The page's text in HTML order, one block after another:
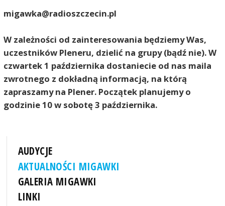
migawka@radioszczecin.pl
W zależności od zainteresowania będziemy Was,
uczestników Pleneru, dzielić na grupy (bądź nie). W
czwartek 1 października dostaniecie od nas maila
zwrotnego z dokładną informacją, na którą
zapraszamy na Plener. Początek planujemy o
godzinie 10 w sobotę 3 października.
AUDYCJE
AKTUALNOŚCI MIGAWKI
GALERIA MIGAWKI
LINKI